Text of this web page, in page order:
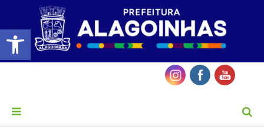
Barra de Ferramentas Aberta